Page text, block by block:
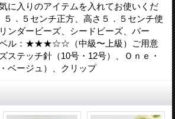
に入りのアイテムを入れてお使いくだ
．５センチ正方、高さ５．５センチ使
ンダービーズ、シードビーズ、パー
ベル：★★★☆☆（中級〜上級）ご用意
ステッチ針（10号・12号）、Ｏｎｅ・
ベージュ）、クリップ